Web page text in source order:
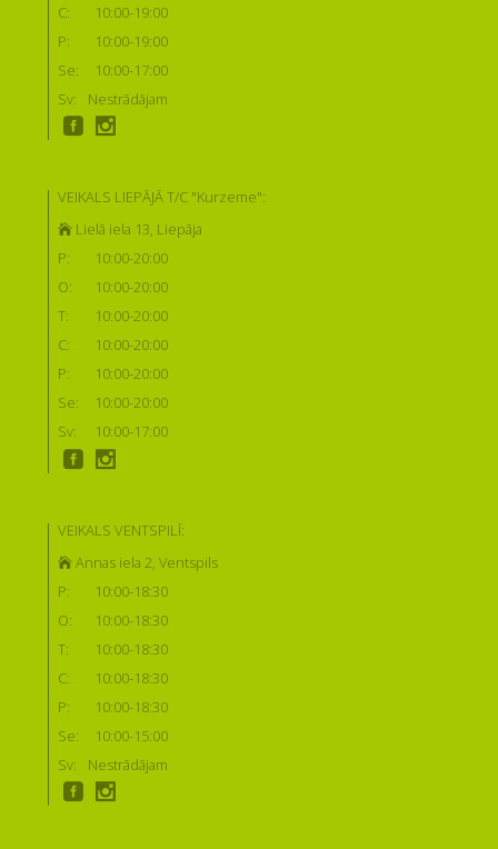
C:
10:00-19:00
P:
10:00-19:00
Se:
10:00-17:00
Sv:
Nestrādājam
VEIKALS LIEPĀJĀ T/C "Kurzeme":
Lielā iela 13, Liepāja
P:
10:00-20:00
O:
10:00-20:00
T:
10:00-20:00
C:
10:00-20:00
P:
10:00-20:00
Se:
10:00-20:00
Sv:
10:00-17:00
VEIKALS VENTSPILĪ:
Annas iela 2, Ventspils
P:
10:00-18:30
O:
10:00-18:30
T:
10:00-18:30
C:
10:00-18:30
P:
10:00-18:30
Se:
10:00-15:00
Sv:
Nestrādājam